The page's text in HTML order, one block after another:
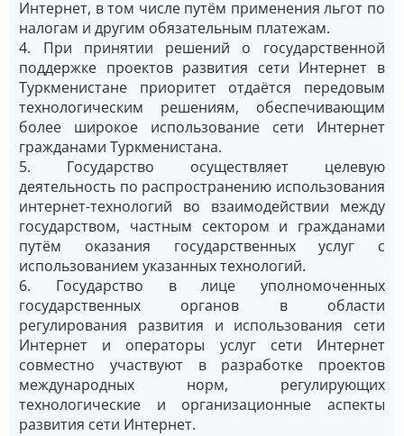
Интернет, в том числе путём применения льгот по
налогам и другим обязательным платежам.
4. При принятии решений о государственной
поддержке проектов развития сети Интернет в
Туркменистане приоритет отдаётся передовым
технологическим решениям, обеспечивающим
более широкое использование сети Интернет
гражданами Туркменистана.
5. Государство осуществляет целевую
деятельность по распространению использования
интернет-технологий во взаимодействии между
государством, частным сектором и гражданами
путём оказания государственных услуг с
использованием указанных технологий.
6. Государство в лице уполномоченных
государственных органов в области
регулирования развития и использования сети
Интернет и операторы услуг сети Интернет
совместно участвуют в разработке проектов
международных норм, регулирующих
технологические и организационные аспекты
развития сети Интернет.